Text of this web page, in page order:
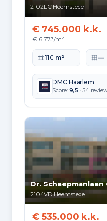
2010 tot 2020
Energie en
Label C
2.961
Label G
2.026
Label E
1.508
2102LC Heemstede
€ 745.000 k.k.
€ 6.773/m²
Woonoppervlakte
110 m² —
DMC Haarlem
Score: 9,5 • 54
Dr. Schaepmanlaan
2104VD Heemstede
€ 535.000 k.k.